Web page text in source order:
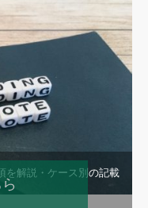
を解説・ケース別の記載